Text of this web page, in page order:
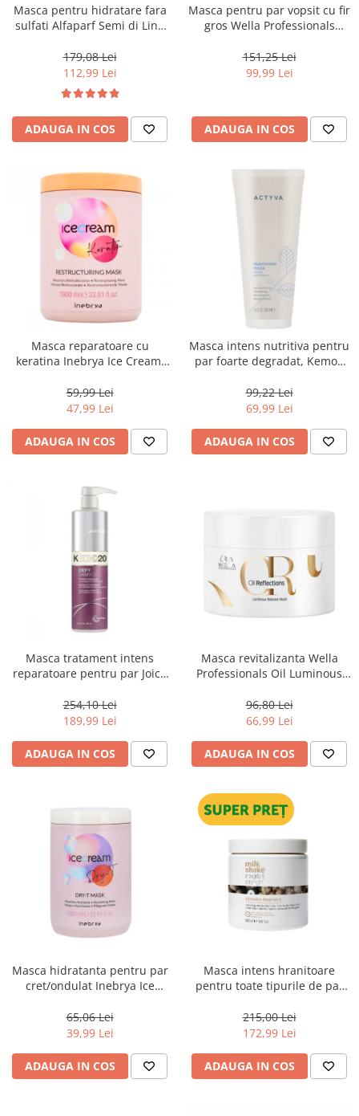
Masca pentru hidratare fara
sulfati Alfaparf Semi di Lino
ml
179,08 Lei
112,99 Lei
ADAUGA IN COS
Masca pentru par vopsit cu fir
gros Wella Professionals
151,25 Lei
99,99 Lei
ADAUGA IN COS
Masca reparatoare cu
keratina Inebrya Ice Cream,
59,99 Lei
47,99 Lei
ADAUGA IN COS
Masca intens nutritiva pentru
par foarte degradat, Kemon
ml
99,22 Lei
69,99 Lei
ADAUGA IN COS
Masca tratament intens
reparatoare pentru par Joico
Mask, 500 ml
254,10 Lei
189,99 Lei
ADAUGA IN COS
Masca revitalizanta Wella
Professionals Oil Luminous
96,80 Lei
66,99 Lei
ADAUGA IN COS
Masca hidratanta pentru par
cret/ondulat Inebrya Ice
65,06 Lei
39,99 Lei
ADAUGA IN COS
Masca intens hranitoare
pentru toate tipurile de par
Strength Intensive Treatment,
500 ml
215,00 Lei
172,99 Lei
ADAUGA IN COS